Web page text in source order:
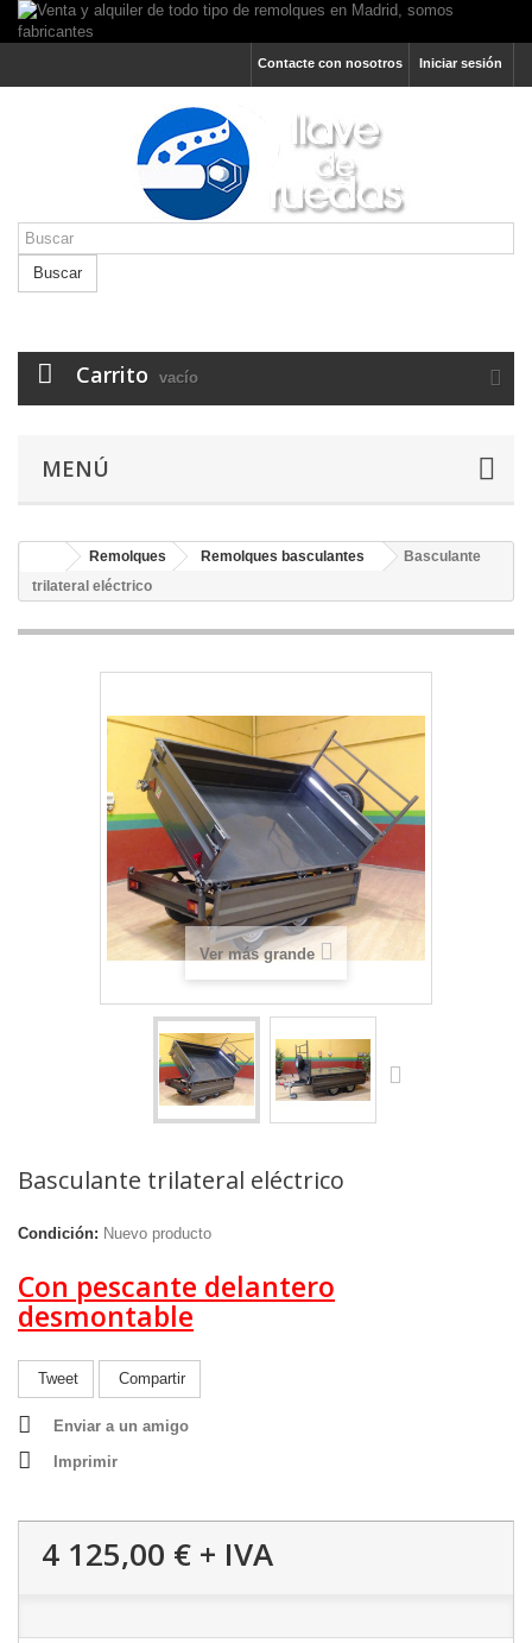
Iniciar sesión
Contacte con nosotros
Buscar
Carrito vacío
MENÚ
Remolques Remolques basculantes
Basculante
trilateral eléctrico
Ver más grande
Basculante trilateral eléctrico
Condición: Nuevo producto
Con pescante delantero
desmontable
Tweet Compartir
Enviar a un amigo
Imprimir
4 125,00 € + IVA